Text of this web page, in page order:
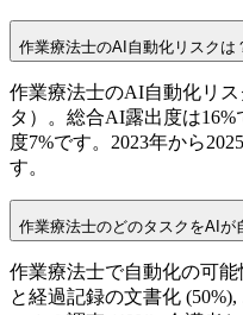
作業療法士のAI自動化リスクは
作業療法士のAI自動化リス
タ）。総合AI露出度は
度7%です。2023年から
す。
作業療法士のどのタスクをAIが
作業療法士で自動化の可
と経過記録の文書化